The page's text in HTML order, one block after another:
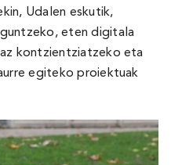
Udalen eskutik,
eten digitala
kontzientziatzeko eta
egiteko proiektuak